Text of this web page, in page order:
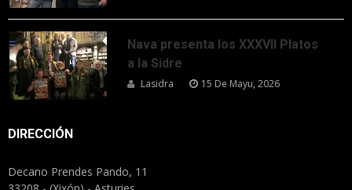
Nava presenta los XXXVII Platos
a la Sidre
Lasidra 15 De Mayu, 2026
DIRECCIÓN
Decano Prendes Pando, 11